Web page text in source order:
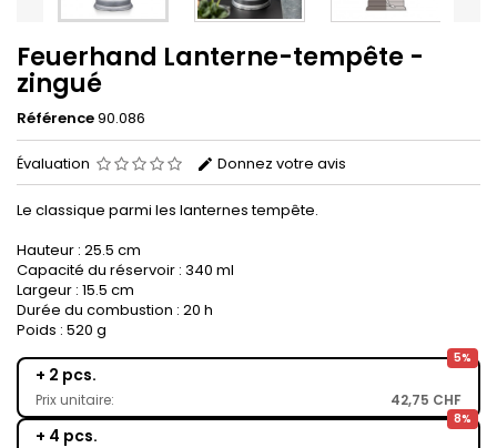
Feuerhand Lanterne-tempête -
zingué
Référence90.086
Évaluation Donnez votre avis
Le classique parmi les lanternes tempête.
Hauteur : 25.5 cm
Capacité du réservoir : 340 ml
Largeur : 15.5 cm
Durée du combustion : 20 h
Poids : 520 g
5%
+ 2 pcs.
Prix unitaire: 42,75 CHF
8%
+ 4 pcs.